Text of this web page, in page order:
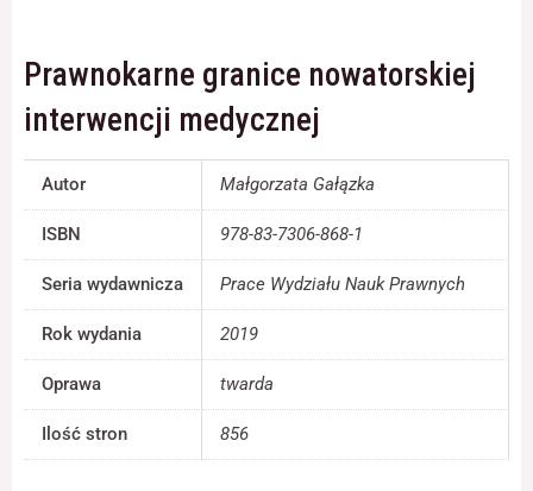
Prawnokarne granice nowatorskiej
interwencji medycznej
Autor Małgorzata Gałązka
ISBN 978-83-7306-868-1
Seria wydawnicza Prace Wydziału Nauk Prawnych
Rok wydania 2019
Oprawa twarda
Ilość stron 856
Statystyka
Abyśmy mogli
poprawić
funkcjonalność
i strukturę
strony
na podstawie
tego, jak strona
jest używana.
Doświadczenie
internetowa